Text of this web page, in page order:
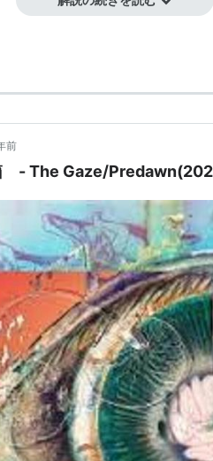
（自主制作CD-R）
A Golden Wheel
アーティスト:
Predawn
出版社/メーカー:Pokhara Records /
発売日:2013/03/27
メディア:CD
クリック: 1回
この商品を含むブログ (14件) を見る
手のなかの鳥
アーティスト:Predawn
出版社/メーカー:アールディーレコ
発売日:2010/06/02
メディア:CD
購入: 6人クリック: 50回
この商品を含むブログ (38件) を見る
前
- The Gaze/